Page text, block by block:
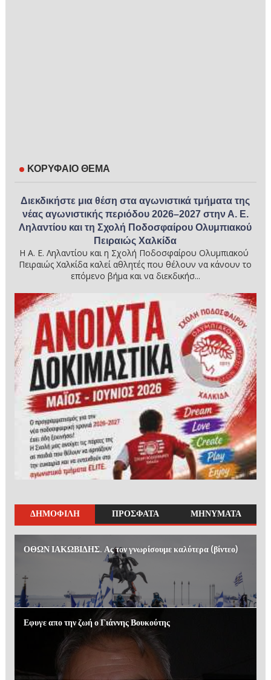
ΚΟΡΥΦΑΙΟ ΘΕΜΑ
Διεκδικήστε μια θέση στα αγωνιστικά τμήματα της
νέας αγωνιστικής περιόδου 2026–2027 στην Α. Ε.
Ληλαντίου και τη Σχολή Ποδοσφαίρου Ολυμπιακού
Πειραιώς Χαλκίδα
Η Α. Ε. Ληλαντίου και η Σχολή Ποδοσφαίρου Ολυμπιακού
Πειραιώς Χαλκίδα καλεί αθλητές που θέλουν να κάνουν το
επόμενο βήμα και να διεκδικήσ...
ΔΗΜΟΦΙΛΗ ΠΡΟΣΦΑΤΑ ΜΗΝΥΜΑΤΑ
ΟΘΩΝ ΙΑΚΩΒΙΔΗΣ. Ας τον γνωρίσουμε καλύτερα (βίντεο)
Εφυγε απο την ζωή ο Γιάννης Βουκούτης